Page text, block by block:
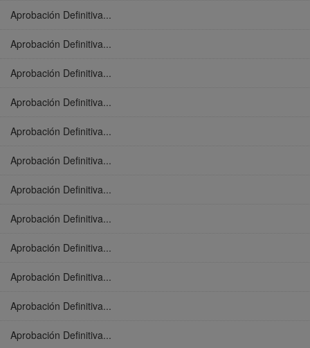
Aprobación Definitiva...
Aprobación Definitiva...
Aprobación Definitiva...
Aprobación Definitiva...
Aprobación Definitiva...
Aprobación Definitiva...
Aprobación Definitiva...
Aprobación Definitiva...
Aprobación Definitiva...
Aprobación Definitiva...
Aprobación Definitiva...
Aprobación Definitiva...